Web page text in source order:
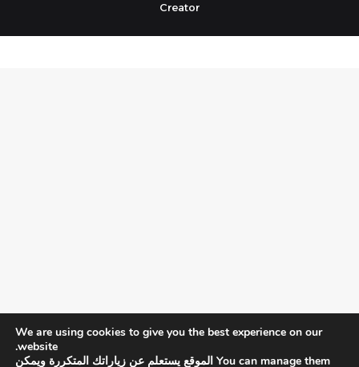
Creator
We are using cookies to give you the best experience on our
website.
You can manage them الموقع يستعلم عن زياراتك المتكررة ويمكن